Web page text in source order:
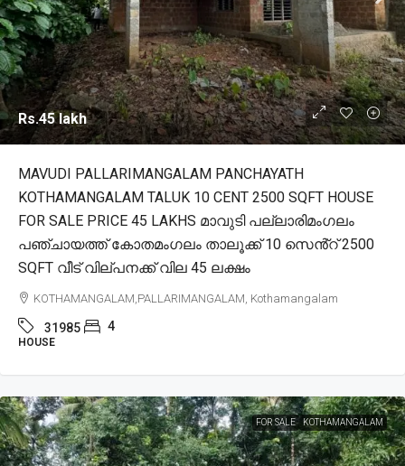
Rs.45 lakh
MAVUDI PALLARIMANGALAM PANCHAYATH
KOTHAMANGALAM TALUK 10 CENT 2500 SQFT HOUSE
FOR SALE PRICE 45 LAKHS മാവുടി പല്ലാരിമംഗലം
പഞ്ചായത്ത് കോതമംഗലം താലൂക്ക് 10 സെൻ്റ് 2500
SQFT വീട് വില്പനക്ക് വില 45 ലക്ഷം
KOTHAMANGALAM,PALLARIMANGALAM, Kothamangalam
31985 4
HOUSE
FOR SALE KOTHAMANGALAM